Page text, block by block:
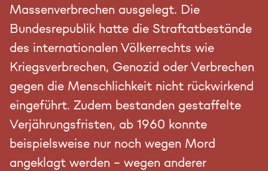
Massenverbrechen ausgelegt. Die
Bundesrepublik hatte die Straftatbestände
des internationalen Völkerrechts wie
Kriegsverbrechen, Genozid oder Verbrechen
gegen die Menschlichkeit nicht rückwirkend
eingeführt. Zudem bestanden gestaffelte
Verjährungsfristen, ab 1960 konnte
beispielsweise nur noch wegen Mord
angeklagt werden – wegen anderer